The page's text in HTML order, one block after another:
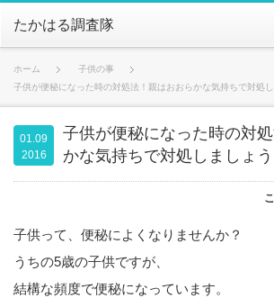
たかはる調査隊
ホーム
子供の事
子供が便秘になった時の対処法！親はおおらかな気持ちで対処し
子供が便秘になった時の対
かな気持ちで対処しましょう
01.09
2016
子供って、便秘によくなりませんか？
うちの5歳の子供ですが、
結構な頻度で便秘になっています。